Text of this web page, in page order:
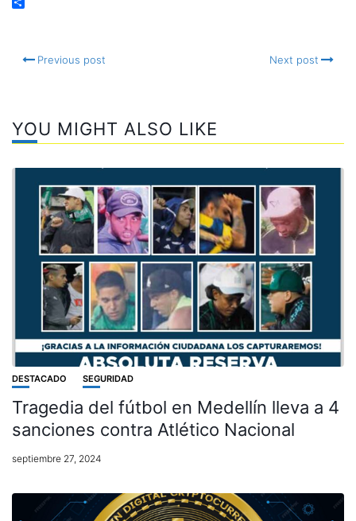
Email
Previous post Next post
YOU MIGHT ALSO LIKE
DESTACADO SEGURIDAD
Tragedia del fútbol en Medellín lleva a 4
sanciones contra Atlético Nacional
septiembre 27, 2024